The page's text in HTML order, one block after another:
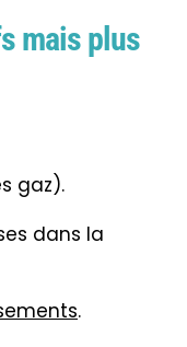
mais plus
gaz).
dans la
.